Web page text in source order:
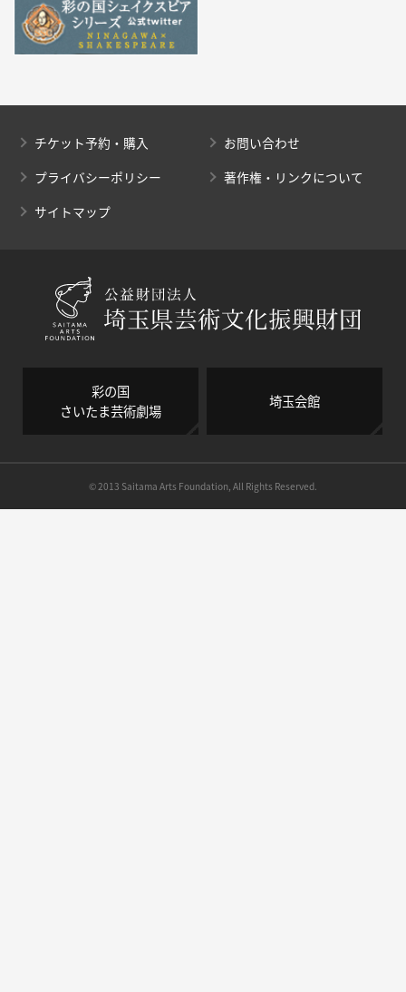
チケット予約・購入
お問い合わせ
プライバシーポリシー
著作権・リンクについて
サイトマップ
彩の国
さいたま芸術劇場
埼玉会館
© 2013 Saitama Arts Foundation, All Rights Reserved.